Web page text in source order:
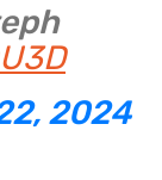
2024